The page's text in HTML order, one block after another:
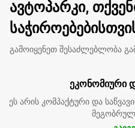
ავტოპარკი,
გამოიყენეთ შესაძლებლობა
ეკონომიური
ეს არის კომპაქტური და